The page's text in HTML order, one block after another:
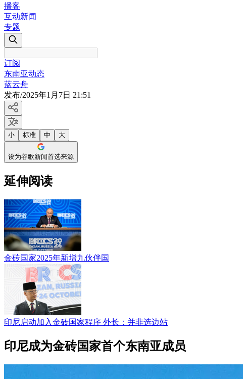
播客
互动新闻
专题
订阅
东南亚动态
蓝云舟
发布/2025年1月7日 21:51
小 标准 中 大
设为谷歌新闻首选来源
延伸阅读
金砖国家2025年新增九伙伴国
印尼启动加入金砖国家程序 外长：并非选边站
印尼成为金砖国家首个东南亚成员